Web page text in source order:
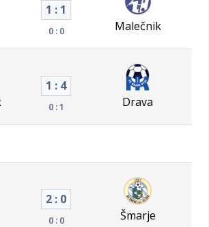
1 : 1
0 : 0 Malečnik
1 : 4
0 : 1 Drava
2 : 0
0 : 0 Šmarje